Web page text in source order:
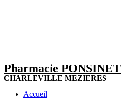
Pharmacie PONSINET
CHARLEVILLE MEZIERES
Accueil